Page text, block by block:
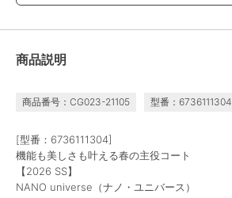
商品説明
商品番号：CG023-21105 型番：6736111304
[型番：6736111304]
機能も美しさも叶える春の主役コート
【2026 SS】
NANO universe（ナノ・ユニバース）